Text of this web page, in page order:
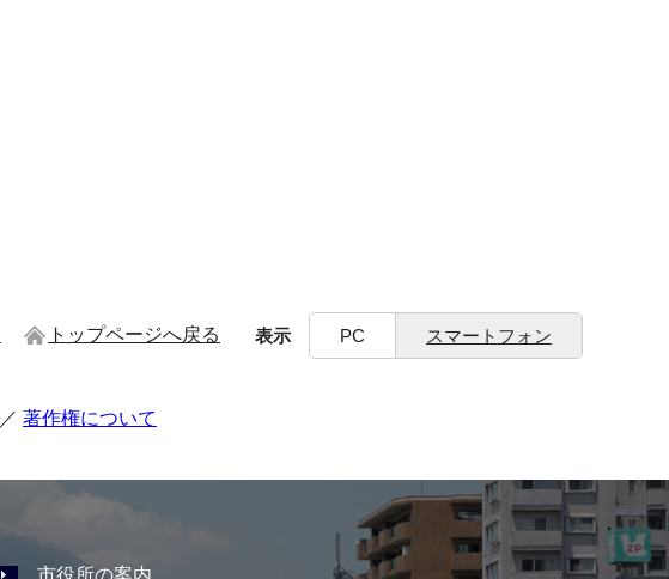
トップページへ戻る 表示 PC スマートフォン
著作権について
市役所の案内